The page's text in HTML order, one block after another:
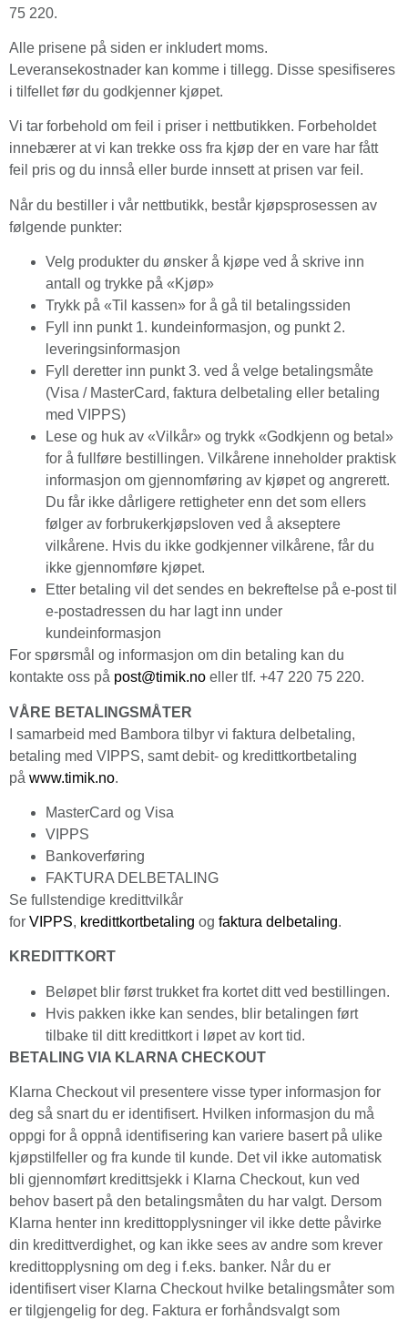
75 220.
Alle prisene på siden er inkludert moms.
Leveransekostnader kan komme i tillegg. Disse spesifiseres
i tilfellet før du godkjenner kjøpet.
Vi tar forbehold om feil i priser i nettbutikken. Forbeholdet
innebærer at vi kan trekke oss fra kjøp der en vare har fått
feil pris og du innså eller burde innsett at prisen var feil.
Når du bestiller i vår nettbutikk, består kjøpsprosessen av
følgende punkter:
Velg produkter du ønsker å kjøpe ved å skrive inn
antall og trykke på «Kjøp»
Trykk på «Til kassen» for å gå til betalingssiden
Fyll inn punkt 1. kundeinformasjon, og punkt 2.
leveringsinformasjon
Fyll deretter inn punkt 3. ved å velge betalingsmåte
(Visa / MasterCard, faktura delbetaling eller betaling
med VIPPS)
Lese og huk av «Vilkår» og trykk «Godkjenn og betal»
for å fullføre bestillingen. Vilkårene inneholder praktisk
informasjon om gjennomføring av kjøpet og angrerett.
Du får ikke dårligere rettigheter enn det som ellers
følger av forbrukerkjøpsloven ved å akseptere
vilkårene. Hvis du ikke godkjenner vilkårene, får du
ikke gjennomføre kjøpet.
Etter betaling vil det sendes en bekreftelse på e-post til
e-postadressen du har lagt inn under
kundeinformasjon
For spørsmål og informasjon om din betaling kan du
kontakte oss på post@timik.no eller tlf. +47 220 75 220.
VÅRE BETALINGSMÅTER
I samarbeid med Bambora tilbyr vi faktura delbetaling,
betaling med VIPPS, samt debit- og kreditt­kortbetaling
på www.timik.no.
MasterCard og Visa
VIPPS
Bankoverføring
FAKTURA DELBETALING
Se fullstendige kredittvilkår
for VIPPS, kredittkortbetaling og faktura delbetaling.
KREDITTKORT
Beløpet blir først trukket fra kortet ditt ved bestillingen.
Hvis pakken ikke kan sendes, blir betalingen ført
tilbake til ditt kredittkort i løpet av kort tid.
BETALING VIA KLARNA CHECKOUT
Klarna Checkout vil presentere visse typer informasjon for
deg så snart du er identifisert. Hvilken informasjon du må
oppgi for å oppnå identifisering kan variere basert på ulike
kjøpstilfeller og fra kunde til kunde. Det vil ikke automatisk
bli gjennomført kredittsjekk i Klarna Checkout, kun ved
behov basert på den betalingsmåten du har valgt. Dersom
Klarna henter inn kredittopplysninger vil ikke dette påvirke
din kredittverdighet, og kan ikke sees av andre som krever
kredittopplysning om deg i f.eks. banker. Når du er
identifisert viser Klarna Checkout hvilke betalingsmåter som
er tilgjengelig for deg. Faktura er forhåndsvalgt som